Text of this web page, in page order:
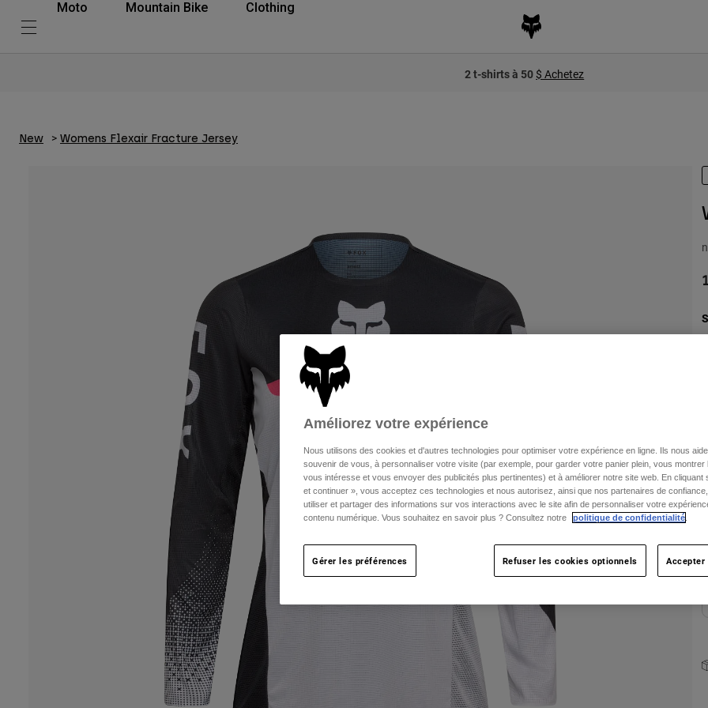
Moto Mountain Bike Clothing
2 t-shirts à 50 $ Achetez
New Womens Flexair Fracture Jersey
Améliorez votre expérience
Nous utilisons des cookies et d'autres technologies pour optimiser votre expérience en ligne. Ils nous
souvenir de vous, à personnaliser votre visite (par exemple, pour garder votre panier plein, vous montrer
vous intéresse et vous envoyer des publicités plus pertinentes) et à améliorer notre site web. En cliquant
et continuer », vous acceptez ces technologies et nous autorisez, ainsi que nos partenaires de confiance,
utiliser et partager des informations sur vos interactions avec le site afin de personnaliser votre
contenu numérique. Vous souhaitez en savoir plus ? Consultez notre
politique de confidentialité
Gérer les préférences Refuser les cookies optionnels Accepter